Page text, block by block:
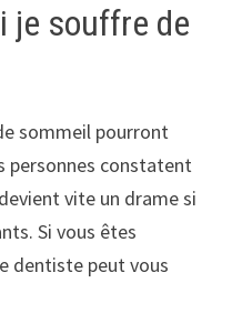
je souffre de
sommeil pourront
personnes constatent
vite un drame si
Si vous êtes
dentiste peut vous